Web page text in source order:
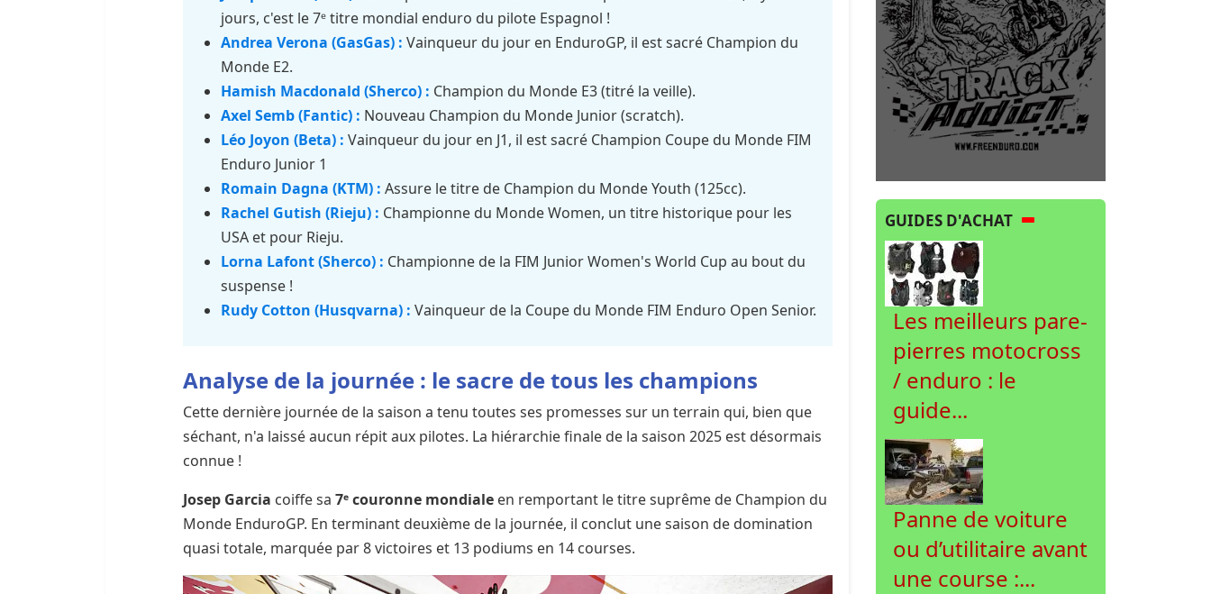
jours, c'est le 7ᵉ titre mondial enduro du pilote Espagnol !
Andrea Verona (GasGas) : Vainqueur du jour en EnduroGP, il est sacré Champion du
Monde E2.
Hamish Macdonald (Sherco) : Champion du Monde E3 (titré la veille).
Axel Semb (Fantic) : Nouveau Champion du Monde Junior (scratch).
Léo Joyon (Beta) : Vainqueur du jour en J1, il est sacré Champion Coupe du Monde FIM
Enduro Junior 1
Romain Dagna (KTM) : Assure le titre de Champion du Monde Youth (125cc).
Rachel Gutish (Rieju) : Championne du Monde Women, un titre historique pour les
USA et pour Rieju.
Lorna Lafont (Sherco) : Championne de la FIM Junior Women's World Cup au bout du
suspense !
Rudy Cotton (Husqvarna) : Vainqueur de la Coupe du Monde FIM Enduro Open Senior.
Analyse de la journée : le sacre de tous les champions
Cette dernière journée de la saison a tenu toutes ses promesses sur un terrain qui, bien que
séchant, n'a laissé aucun répit aux pilotes. La hiérarchie finale de la saison 2025 est désormais
connue !
Josep Garcia coiffe sa7ᵉ couronne mondiale en remportant le titre suprême de Champion du
Monde EnduroGP. En terminant deuxième de la journée, il conclut une saison de domination
quasi totale, marquée par 8 victoires et 13 podiums en 14 courses.
GUIDES D'ACHAT
Les meilleurs pare-
pierres motocross
/ enduro : le
guide...
Panne de voiture
ou d’utilitaire avant
une course :...